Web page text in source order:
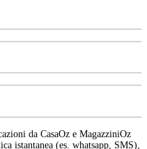
da CasaOz e MagazziniOz
istantanea (es. whatsapp, SMS),